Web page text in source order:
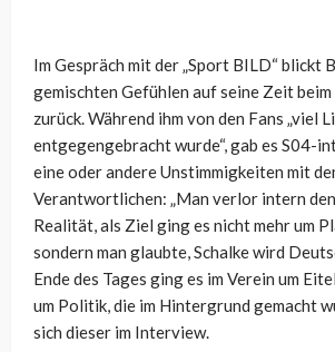
Im Gespräch mit der „Sport BILD“ blickt
gemischten Gefühlen auf seine Zeit beim
zurück. Während ihm von den Fans „viel
entgegengebracht wurde“, gab es S04-
eine oder andere Unstimmigkeiten mit
Verantwortlichen: „Man verlor intern
Realität, als Ziel ging es nicht mehr um
sondern man glaubte, Schalke wird
Ende des Tages ging es im Verein um
um Politik, die im Hintergrund gemacht
sich dieser im Interview.